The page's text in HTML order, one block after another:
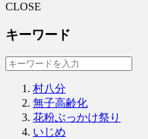
CLOSE
キーワード
村八分
無子高齢化
花粉ぶっかけ祭り
いじめ